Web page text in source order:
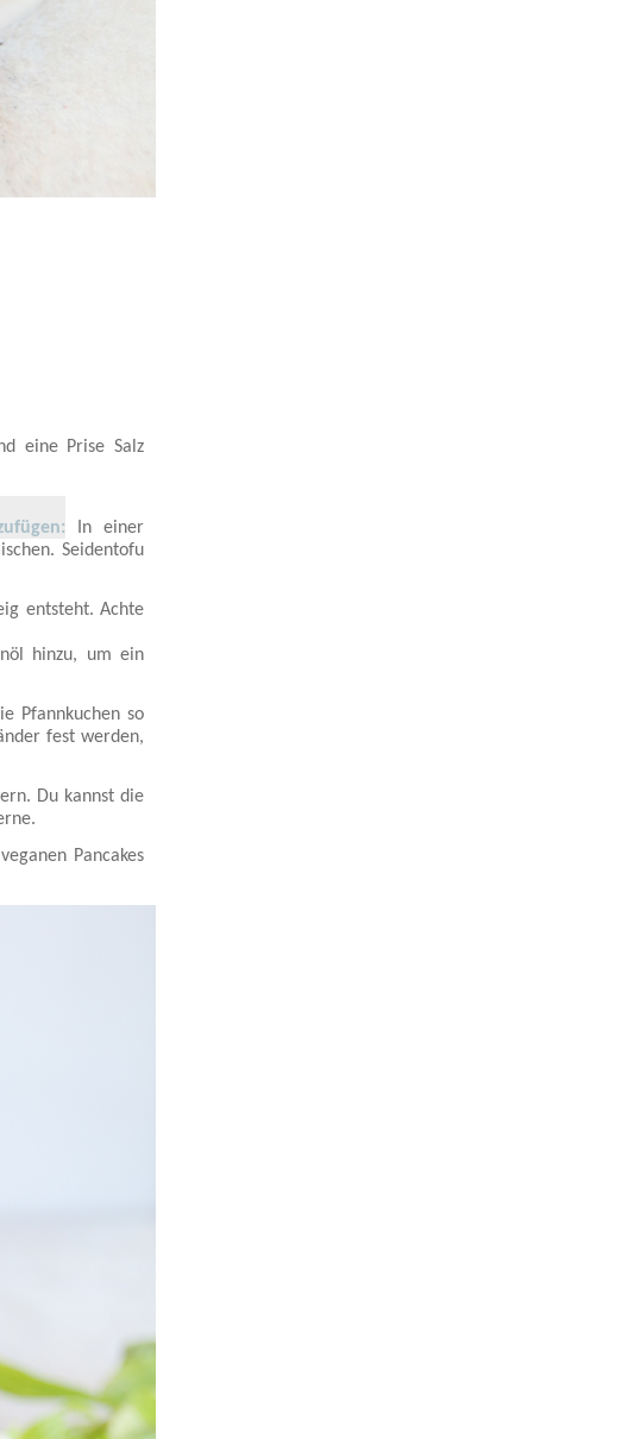
eine Prise Salz
In einer
Seidentofu
entsteht. Achte
hinzu, um ein
Pfannkuchen so
fest werden,
Du kannst die
Pancakes